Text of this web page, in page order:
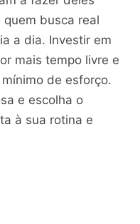
busca real
a dia. Investir em
mais tempo livre e
de esforço.
e escolha o
à sua rotina e